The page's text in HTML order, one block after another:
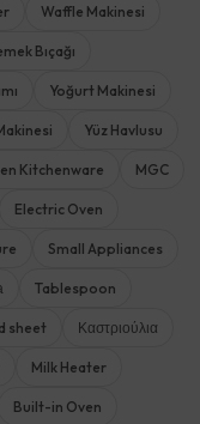
Waffle Makinesi
Bıçağı
Yoğurt Makinesi
Yüz Havlusu
Kitchenware MGC
Electric Oven
Small Appliances
Tablespoon
sheet Καστριούλια
Milk Heater
Built-in Oven